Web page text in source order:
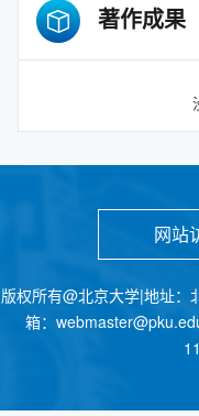
著作成果
网站
版权所有@北京大学|地址
箱：